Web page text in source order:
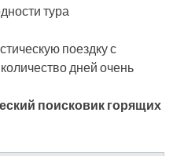
тура
поездку с
дней очень
поисковик горящих